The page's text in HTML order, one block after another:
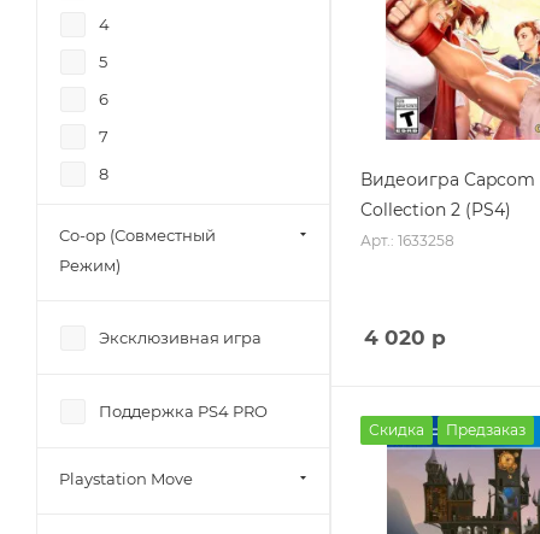
Видеоигра
Collection 2 (PS4)
Арт.: 1633258
4 020 р
Скидка Предзаказ
мир/OpenWorld
Развивающие игры
(Social)
Экшн (Action)
4
5
6
7
8
10
20
Co-op (Совместный
Режим)
Эксклюзивная игра
Поддержка PS4 PRO
Playstation Move